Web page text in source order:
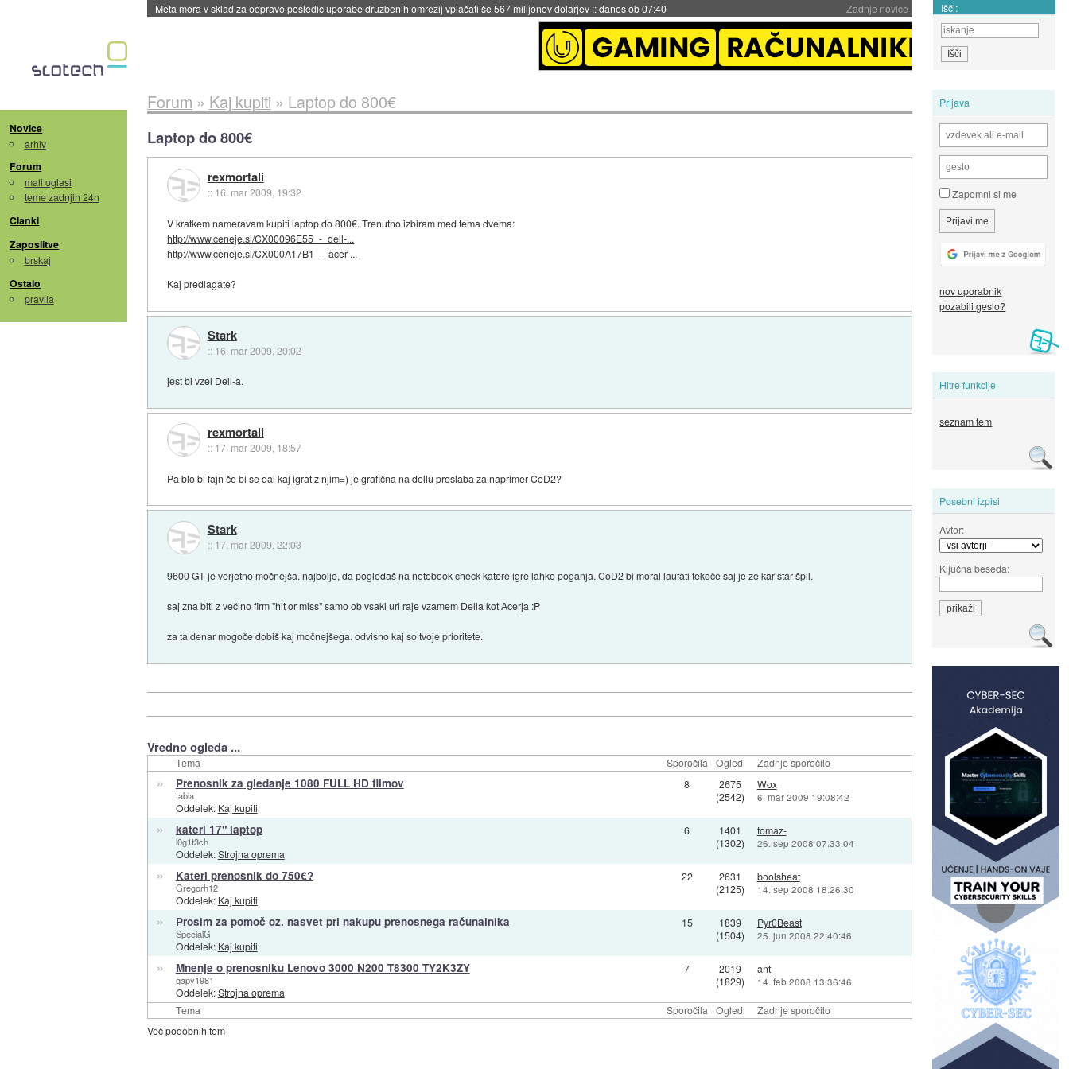
Zadnje novice
Meta mora v sklad za odpravo posledic uporabe družbenih omrežij vplačati še 567 milijonov dolarjev ::danes ob 07:40 Išči:
Novice
arhiv
Forum
mali oglasi
teme zadnjih 24h
Članki
Zaposlitve
brskaj
Ostalo
pravila
Prijava
Zapomni si me
nov uporabnik
pozabili geslo?
Hitre funkcije
seznam tem
Posebni izpisi
Avtor:
Ključna beseda:
Forum » Kaj kupiti » Laptop do 800€
Laptop do 800€
rexmortali
:: 16. mar 2009, 19:32
V kratkem nameravam kupiti laptop do 800€. Trenutno izbiram med tema dvema:
http://www.ceneje.si/CX00096E55_-_dell-...
http://www.ceneje.si/CX000A17B1_-_acer-...
Kaj predlagate?
Stark
:: 16. mar 2009, 20:02
jest bi vzel Dell-a.
rexmortali
:: 17. mar 2009, 18:57
Pa blo bi fajn če bi se dal kaj igrat z njim=) je grafična na dellu preslaba za naprimer CoD2?
Stark
:: 17. mar 2009, 22:03
9600 GT je verjetno močnejša. najbolje, da pogledaš na notebook check katere igre lahko poganja. CoD2 bi moral laufati tekoče saj je že kar star špil.
saj zna biti z večino firm "hit or miss" samo ob vsaki uri raje vzamem Della kot Acerja :P
za ta denar mogoče dobiš kaj močnejšega. odvisno kaj so tvoje prioritete.
Vredno ogleda ...
Tema Sporočila Ogledi Zadnje sporočilo
Tema Sporočila Ogledi Zadnje sporočilo
» Prenosnik za gledanje 1080 FULL HD filmov
tabla
Oddelek: Kaj kupiti
8
2675
(2542)
Wox
6. mar 2009 19:08:42
» kateri 17" laptop
l0g1t3ch
Oddelek:Strojna oprema
6
1401
(1302)
tomaz-
26. sep 2008 07:33:04
» Kateri prenosnik do 750€?
Gregorh12
Oddelek: Kaj kupiti
22
2631
(2125)
boolsheat
14. sep 2008 18:26:30
» Prosim za pomoč oz. nasvet pri nakupu prenosnega računalnika
SpecialG
Oddelek: Kaj kupiti
15
1839
(1504)
Pyr0Beast
25. jun 2008 22:40:46
» Mnenje o prenosniku Lenovo 3000 N200 T8300 TY2K3ZY
gapy1981
Oddelek:Strojna oprema
7
2019
(1829)
ant
14. feb 2008 13:36:46
Več podobnih tem